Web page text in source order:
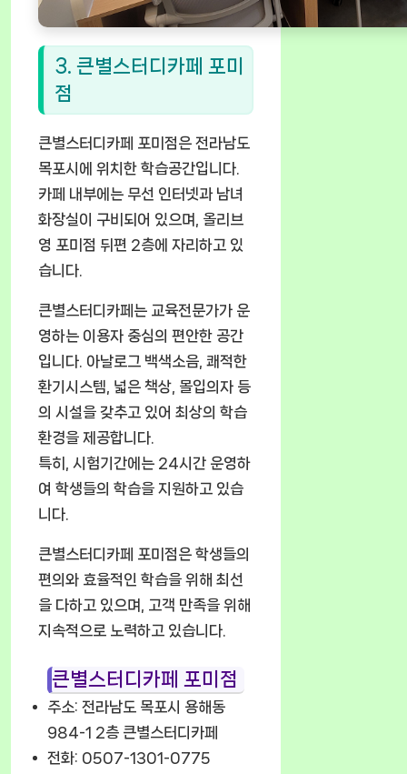
3. 큰별스터디카페 포미
점
큰별스터디카페 포미점은 전라남도
목포시에 위치한 학습공간입니다.
카페 내부에는 무선 인터넷과 남녀
화장실이 구비되어 있으며, 올리브
영 포미점 뒤편 2층에 자리하고 있
습니다.
큰별스터디카페는 교육전문가가 운
영하는 이용자 중심의 편안한 공간
입니다. 아날로그 백색소음, 쾌적한
환기시스템, 넓은 책상, 몰입의자 등
의 시설을 갖추고 있어 최상의 학습
환경을 제공합니다.
특히, 시험기간에는 24시간 운영하
여 학생들의 학습을 지원하고 있습
니다.
큰별스터디카페 포미점은 학생들의
편의와 효율적인 학습을 위해 최선
을 다하고 있으며, 고객 만족을 위해
지속적으로 노력하고 있습니다.
큰별스터디카페 포미점
주소: 전라남도 목포시 용해동
984-1 2층 큰별스터디카페
전화: 0507-1301-0775